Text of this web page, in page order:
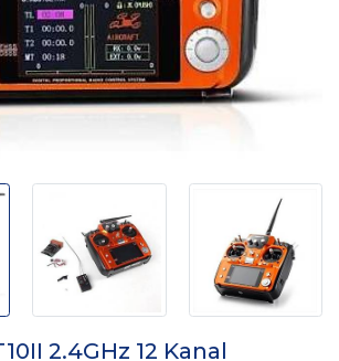
2.4GHz 12 Kanal